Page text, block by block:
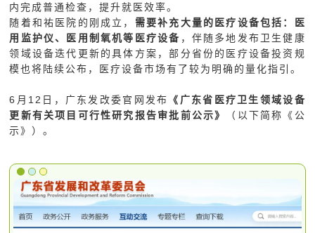
内完成普通检查，提升就医效率。
随着和祐医院的刚成立， 需要补充大量的医疗设备包括：医
用监护仪、医用制氧机等医疗设备 ，伴随多地发布卫生健康
领域设备迭代更新的具体方案，部分省份的医疗设备投资规
模也将陆续公布，医疗设备市场有了较为明确的量化指引。
6月12日，广东发改委官网发布 《广东省医疗卫生领域设备
更新有关项目可行性研究报告审批前公示》
（以下简称《公
示》）。